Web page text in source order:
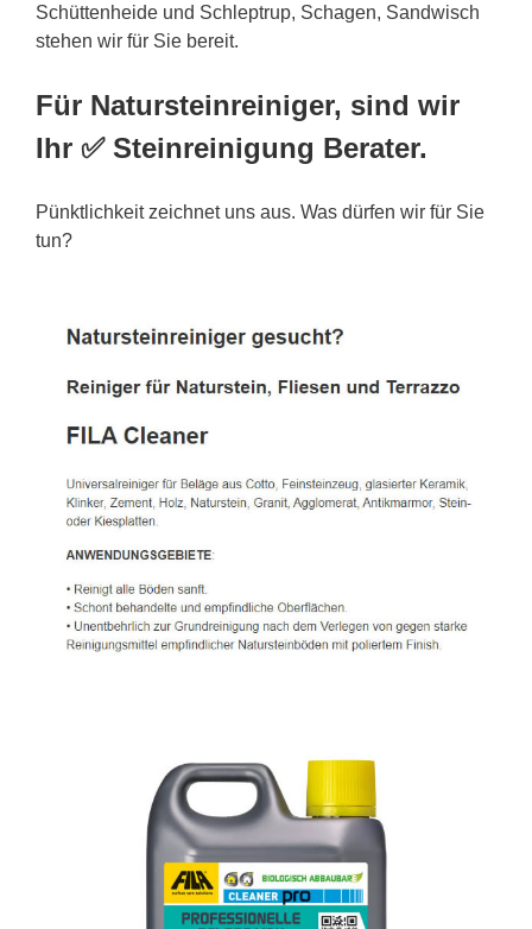
Schüttenheide und Schleptrup, Schagen, Sandwisch
stehen wir für Sie bereit.
Für Natursteinreiniger, sind wir
Ihr ✅ Steinreinigung Berater.
Pünktlichkeit zeichnet uns aus. Was dürfen wir für Sie
tun?